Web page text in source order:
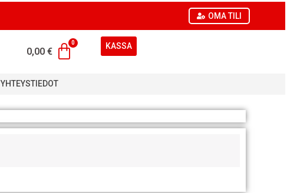
OMA TILI
0,00 €
KASSA
YHTEYSTIEDOT